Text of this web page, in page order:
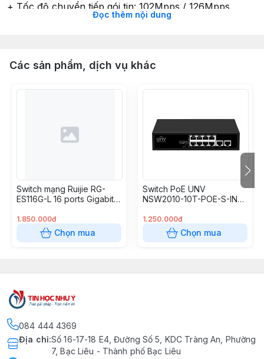
+ Tốc độ chuyển tiếp gói tin: 102Mpps / 126Mpps
- Công suất tiêu thụ tối đa (toàn bộ thiết bị): ≤150W
+ Độ ẩm hoạt động: 5%～95% RH (không ngưng tụ)
- Chuẩn PoE: IEEE 802.3af/at
- Trọng lượng (không phụ kiện): ≤1.62kg
- Kích thước (mm): 280 x 180 x 44
Đọc thêm nội dung
Các sản phẩm, dịch vụ khác
Switch mạng Ruijie RG-
ES116G-L 16 ports Gigabit
1.850.000đ
Chọn mua
Switch PoE UNV
NSW2010-10T-POE-S-IN
1.250.000đ
Chọn mua
084 444 4369
Địa chỉ:Số 16-17-18 E4, Đường Số 5, KDC Tràng An, Phường
7, Bạc Liêu - Thành phố Bạc Liêu